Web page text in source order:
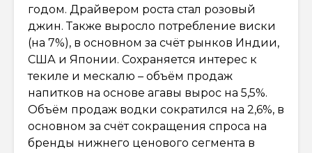
годом. Драйвером роста стал розовый
джин. Также выросло потребление виски
(на 7%), в основном за счёт рынков Индии,
США и Японии. Сохраняется интерес к
текиле и мескалю – объём продаж
напитков на основе агавы вырос на 5,5%.
Объём продаж водки сократился на 2,6%, в
основном за счёт сокращения спроса на
бренды нижнего ценового сегмента в